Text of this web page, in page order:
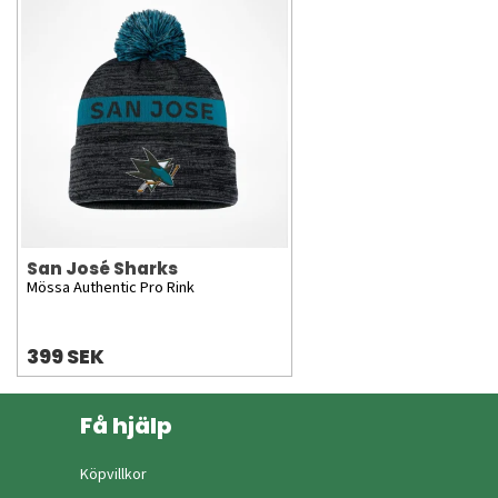
San José Sharks
Mössa Authentic Pro Rink
399 SEK
Få hjälp
Köpvillkor